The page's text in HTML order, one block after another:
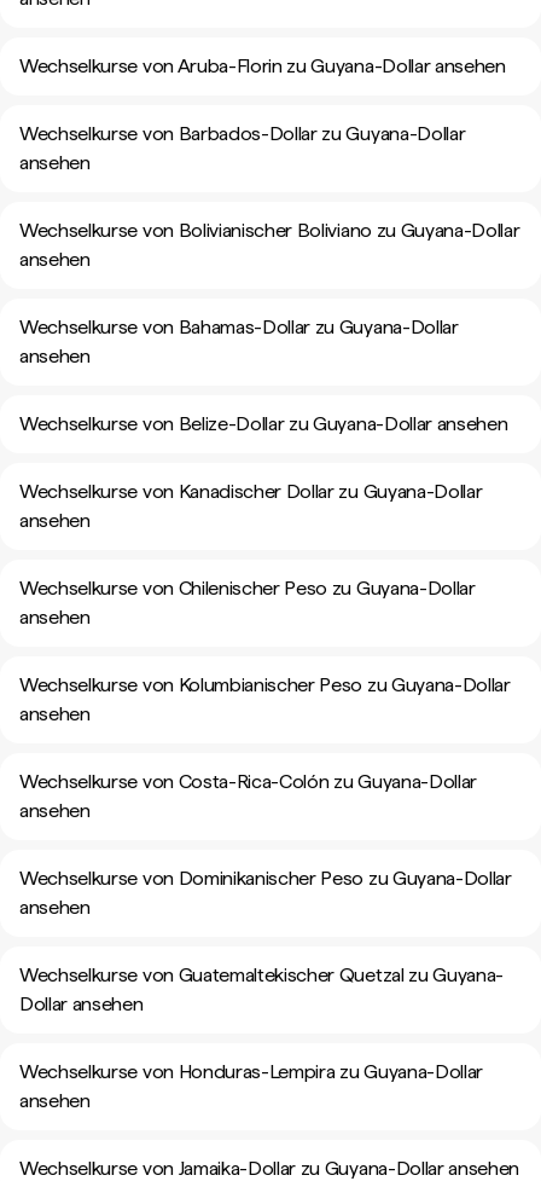
Wechselkurse von Aruba-Florin zu Guyana-Dollar ansehen
Wechselkurse von Barbados-Dollar zu Guyana-Dollar
ansehen
Wechselkurse von Bolivianischer Boliviano zu Guyana-Dollar
ansehen
Wechselkurse von Bahamas-Dollar zu Guyana-Dollar
ansehen
Wechselkurse von Belize-Dollar zu Guyana-Dollar ansehen
Wechselkurse von Kanadischer Dollar zu Guyana-Dollar
ansehen
Wechselkurse von Chilenischer Peso zu Guyana-Dollar
ansehen
Wechselkurse von Kolumbianischer Peso zu Guyana-Dollar
ansehen
Wechselkurse von Costa-Rica-Colón zu Guyana-Dollar
ansehen
Wechselkurse von Dominikanischer Peso zu Guyana-Dollar
ansehen
Wechselkurse von Guatemaltekischer Quetzal zu Guyana-
Dollar ansehen
Wechselkurse von Honduras-Lempira zu Guyana-Dollar
ansehen
Wechselkurse von Jamaika-Dollar zu Guyana-Dollar ansehen